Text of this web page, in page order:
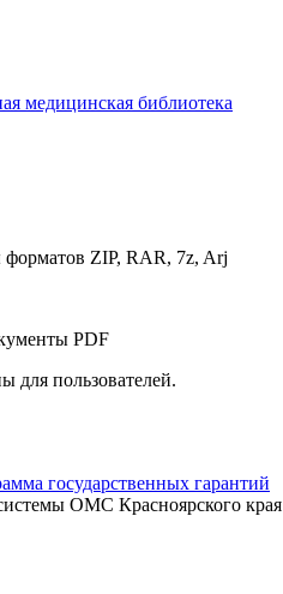
медицинская библиотека
форматов ZIP, RAR, 7z, Arj
PDF
для пользователей.
государственных гарантий
ОМС Красноярского края